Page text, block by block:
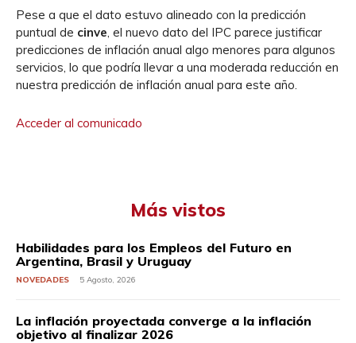
Pese a que el dato estuvo alineado con la predicción
puntual de cinve, el nuevo dato del IPC parece justificar
predicciones de inflación anual algo menores para algunos
servicios, lo que podría llevar a una moderada reducción en
nuestra predicción de inflación anual para este año.
Acceder al comunicado
Más vistos
Habilidades para los Empleos del Futuro en
Argentina, Brasil y Uruguay
NOVEDADES 5 Agosto, 2026
La inflación proyectada converge a la inflación
objetivo al finalizar 2026